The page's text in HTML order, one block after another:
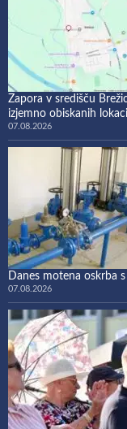
Zapora v središču
izjemno obiskanih
07.08.2026
Danes motena oskrba
07.08.2026